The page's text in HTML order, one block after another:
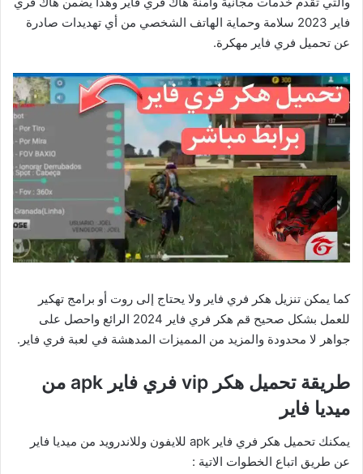
فاير 2023 سلامة وحماية الهاتف الشخصي من أي تهديدات صادرة
عن تحميل فري فاير مهكرة.
كما يمكن تنزيل هكر فري فاير ولا يحتاج إلى روت أو برامج تهكير
للعمل بشكل صحيح قم هكر فري فاير 2024 الرائع واحصل على
جواهر لا محدودة والمزيد من المميزات المدهشة في لعبة فري فاير.
طريقة تحميل هكر vip فري فاير apk من
ميديا فاير
يمكنك تحميل هكر فري فاير apk للايفون وللاندرويد من ميديا فاير
عن طريق اتباع الخطوات الاتية :